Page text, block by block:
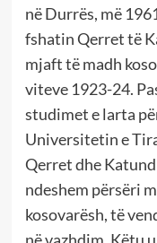
në Durrës, më
fshatin Qerret të
mjaft të madh
viteve 1923-24.
studimet e larta
Universitetin e
Qerret dhe
ndeshem përsëri
kosovarësh, të